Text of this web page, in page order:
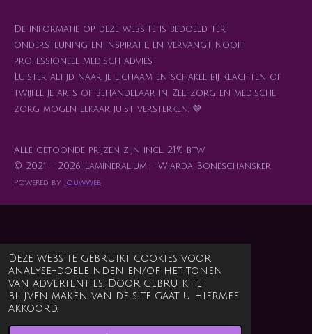
Deze website gebruikt cookies voor
analyse-doeleinden en/of het tonen
van advertenties. Door gebruik te
blijven maken van de site gaat u hiermee
akkoord.
De informatie op deze website is bedoeld ter
ondersteuning en inspiratie, en vervangt nooit
professioneel medisch advies.
Luister altijd naar je lichaam en schakel bij klachten of
twijfel je arts of behandelaar in. Zelfzorg en medische
zorg mogen elkaar juist versterken. 💜
Alle getoonde prijzen zijn incl. 21% btw
© 2021 - 2026 Lamineralium - Wiarda Boneschansker
Powered by JouwWeb